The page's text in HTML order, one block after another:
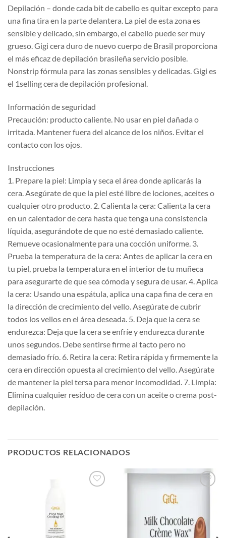
Depilación – donde cada bit de cabello es quitar excepto para
una fina tira en la parte delantera. La piel de esta zona es
sensible y delicado, sin embargo, el cabello puede ser muy
grueso. Gigi cera duro de nuevo cuerpo de Brasil proporciona
el más eficaz de depilación brasileña servicio posible.
Nonstrip fórmula para las zonas sensibles y delicadas. Gigi es
el 1selling cera de depilación profesional.
Información de seguridad
Precaución: producto caliente. No usar en piel dañada o
irritada. Mantener fuera del alcance de los niños. Evitar el
contacto con los ojos.
Instrucciones
1. Prepare la piel: Limpia y seca el área donde aplicarás la
cera. Asegúrate de que la piel esté libre de lociones, aceites o
cualquier otro producto. 2. Calienta la cera: Calienta la cera
en un calentador de cera hasta que tenga una consistencia
líquida, asegurándote de que no esté demasiado caliente.
Remueve ocasionalmente para una cocción uniforme. 3.
Prueba la temperatura de la cera: Antes de aplicar la cera en
tu piel, prueba la temperatura en el interior de tu muñeca
para asegurarte de que sea cómoda y segura de usar. 4. Aplica
la cera: Usando una espátula, aplica una capa fina de cera en
la dirección de crecimiento del vello. Asegúrate de cubrir
todos los vellos en el área deseada. 5. Deja que la cera se
endurezca: Deja que la cera se enfríe y endurezca durante
unos segundos. Debe sentirse firme al tacto pero no
demasiado frío. 6. Retira la cera: Retira rápida y firmemente la
cera en dirección opuesta al crecimiento del vello. Asegúrate
de mantener la piel tersa para menor incomodidad. 7. Limpia:
Elimina cualquier residuo de cera con un aceite o crema post-
depilación.
PRODUCTOS RELACIONADOS